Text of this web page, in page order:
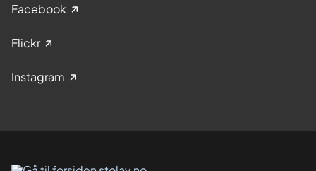
Facebook
Flickr
Instagram